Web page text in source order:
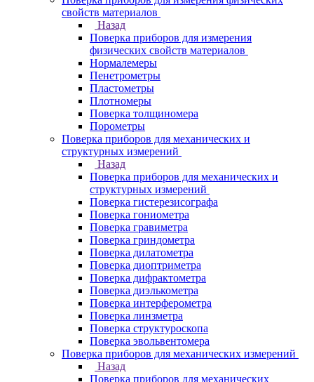
свойств материалов
Назад
Поверка приборов для измерения
физических свойств материалов
Нормалемеры
Пенетрометры
Пластометры
Плотномеры
Поверка толщиномера
Порометры
Поверка приборов для механических и
структурных измерений
Назад
Поверка приборов для механических и
структурных измерений
Поверка гистерезисографа
Поверка гониометра
Поверка гравиметра
Поверка гриндометра
Поверка дилатометра
Поверка диоптриметра
Поверка дифрактометра
Поверка диэлькометра
Поверка интерферометра
Поверка линзметра
Поверка структуроскопа
Поверка эвольвентомера
Поверка приборов для механических измерений
Назад
Поверка приборов для механических